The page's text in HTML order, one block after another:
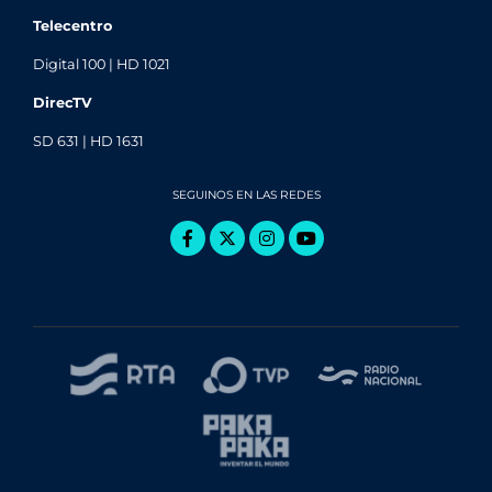
Telecentro
Digital 100 | HD 1021
DirecTV
SD 631 | HD 1631
SEGUINOS EN LAS REDES